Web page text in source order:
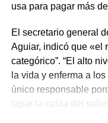
usa para pagar más
El secretario general
Aguiar, indicó que «el
categórico”. “El alto
la vida y enferma a
único responsable
tapar la caída del